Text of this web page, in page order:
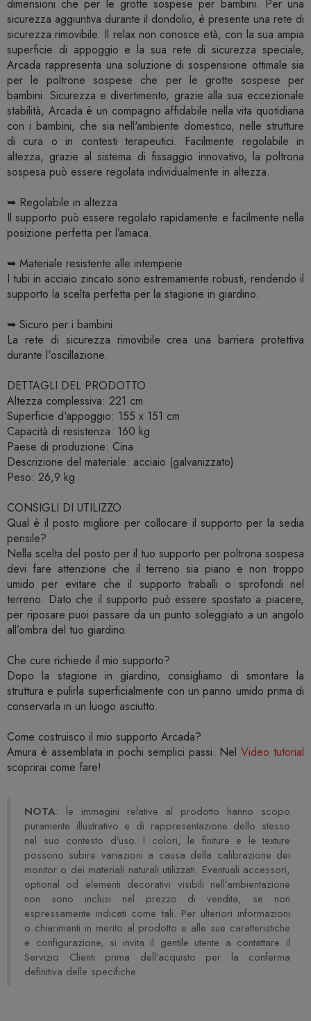
dimensioni che per le grotte sospese per bambini. Per una
sicurezza aggiuntiva durante il dondolio, è presente una rete di
sicurezza rimovibile. Il relax non conosce età, con la sua ampia
superficie di appoggio e la sua rete di sicurezza speciale,
Arcada rappresenta una soluzione di sospensione ottimale sia
per le poltrone sospese che per le grotte sospese per
bambini. Sicurezza e divertimento, grazie alla sua eccezionale
stabilità, Arcada è un compagno affidabile nella vita quotidiana
con i bambini, che sia nell'ambiente domestico, nelle strutture
di cura o in contesti terapeutici. Facilmente regolabile in
altezza, grazie al sistema di fissaggio innovativo, la poltrona
sospesa può essere regolata individualmente in altezza.
➥ Regolabile in altezza
Il supporto può essere regolato rapidamente e facilmente nella
posizione perfetta per l’amaca.
➥ Materiale resistente alle intemperie
I tubi in acciaio zincato sono estremamente robusti, rendendo il
supporto la scelta perfetta per la stagione in giardino.
➥ Sicuro per i bambini
La rete di sicurezza rimovibile crea una barriera protettiva
durante l'oscillazione.
DETTAGLI DEL PRODOTTO
Altezza complessiva: 221 cm
Superficie d'appoggio: 155 x 151 cm
Capacità di resistenza: 160 kg
Paese di produzione: Cina
Descrizione del materiale: acciaio (galvanizzato)
Peso: 26,9 kg
CONSIGLI DI UTILIZZO
Qual è il posto migliore per collocare il supporto per la sedia
pensile?
Nella scelta del posto per il tuo supporto per poltrona sospesa
devi fare attenzione che il terreno sia piano e non troppo
umido per evitare che il supporto traballi o sprofondi nel
terreno. Dato che il supporto può essere spostato a piacere,
per riposare puoi passare da un punto soleggiato a un angolo
all’ombra del tuo giardino.
Che cure richiede il mio supporto?
Dopo la stagione in giardino, consigliamo di smontare la
struttura e pulirla superficialmente con un panno umido prima di
conservarla in un luogo asciutto.
Come costruisco il mio supporto Arcada?
Amura è assemblata in pochi semplici passi. NelVideo tutorial
scoprirai come fare!
NOTA: le immagini relative al prodotto hanno scopo
puramente illustrativo e di rappresentazione dello stesso
nel suo contesto d’uso. I colori, le finiture e le texture
possono subire variazioni a causa della calibrazione dei
monitor o dei materiali naturali utilizzati. Eventuali accessori,
optional od elementi decorativi visibili nell’ambientazione
non sono inclusi nel prezzo di vendita, se non
espressamente indicati come tali. Per ulteriori informazioni
o chiarimenti in merito al prodotto e alle sue caratteristiche
e configurazione, si invita il gentile utente a contattare il
Servizio Clienti prima dell’acquisto per la conferma
definitiva delle specifiche.